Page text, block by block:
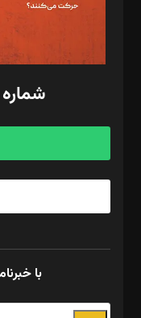
گرافیک و صفحه‌آرایی:
مد‌یر توسعه تجاری: کامبیز
امور مالی: شاپور رهبری،
آگهی و مشترکین: ۰۹۱۹۹۹۹۰۴۵۴
شماره ۱۴۷ - مرداد ۱۴۰۵
با